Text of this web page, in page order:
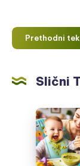
Prethodni
Slični
Uvodjenje
čvrste
hrane
za